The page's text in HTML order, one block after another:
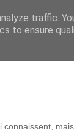
traffic.
to ensure